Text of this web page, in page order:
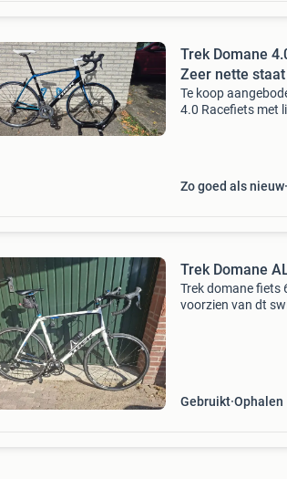
Trek Domane
Zeer nette staat
Te koop
4.0 Racefiets met
Zo goed als nieuw
Trek Domane
Trek domane fiets
voorzien van dt
Gebruikt Ophalen